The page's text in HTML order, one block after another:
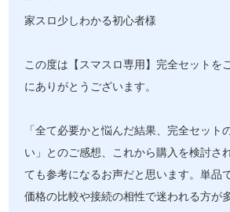
家スロ少しわかる初心者様
この度は【スマスロ専用】完全セットを
にありがとうございます。
「全て必要かと悩んだ結果、完全セット
い」とのご感想、これから購入を検討さ
ても参考になるお声だと思います。単品
価格の比較や接続の相性で迷われる方が